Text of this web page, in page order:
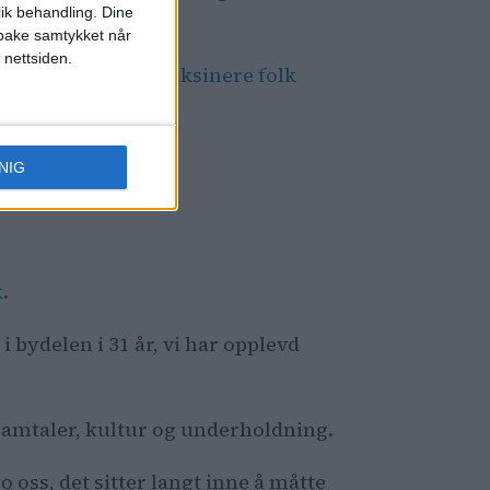
behandling. Dine
samtykket når
i nærheten av å vaksinere folk
.
i 31 år, vi har opplevd
kultur og underholdning.
oss, det sitter langt inne å måtte